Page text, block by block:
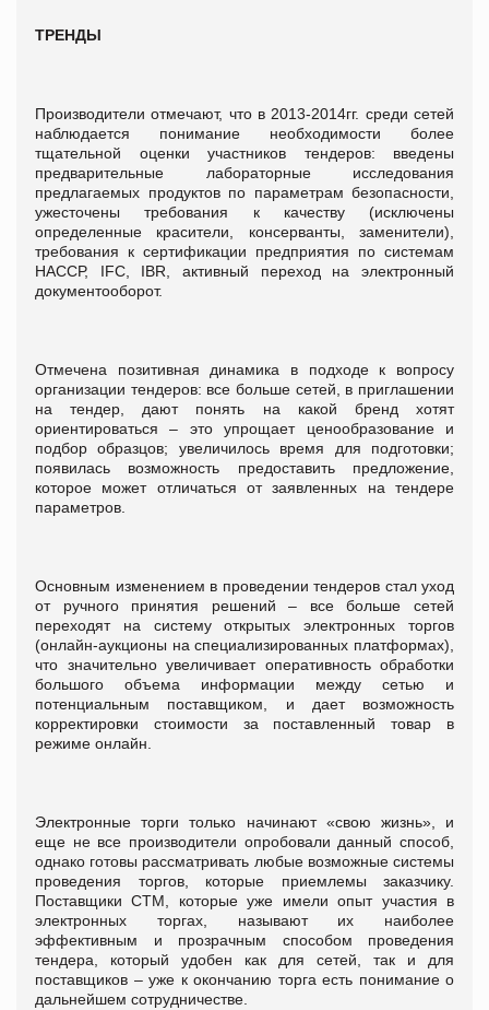
ТРЕНДЫ
Производители отмечают, что в 2013-2014гг. среди сетей
наблюдается понимание необходимости более
тщательной оценки участников тендеров: введены
предварительные лабораторные исследования
предлагаемых продуктов по параметрам безопасности,
ужесточены требования к качеству (исключены
определенные красители, консерванты, заменители),
требования к сертификации предприятия по системам
НАССР, IFC, IBR, активный переход на электронный
документооборот.
Отмечена позитивная динамика в подходе к вопросу
организации тендеров: все больше сетей, в приглашении
на тендер, дают понять на какой бренд хотят
ориентироваться – это упрощает ценообразование и
подбор образцов; увеличилось время для подготовки;
появилась возможность предоставить предложение,
которое может отличаться от заявленных на тендере
параметров.
Основным изменением в проведении тендеров стал уход
от ручного принятия решений – все больше сетей
переходят на систему открытых электронных торгов
(онлайн-аукционы на специализированных платформах),
что значительно увеличивает оперативность обработки
большого объема информации между сетью и
потенциальным поставщиком, и дает возможность
корректировки стоимости за поставленный товар в
режиме онлайн.
Электронные торги только начинают «свою жизнь», и
еще не все производители опробовали данный способ,
однако готовы рассматривать любые возможные системы
проведения торгов, которые приемлемы заказчику.
Поставщики СТМ, которые уже имели опыт участия в
электронных торгах, называют их наиболее
эффективным и прозрачным способом проведения
тендера, который удобен как для сетей, так и для
поставщиков – уже к окончанию торга есть понимание о
дальнейшем сотрудничестве.